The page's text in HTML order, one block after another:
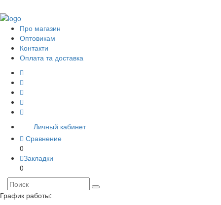
Про магазин
Оптовикам
Контакти
Оплата та доставка
Личный кабинет
Сравнение
0
Закладки
0
График работы: